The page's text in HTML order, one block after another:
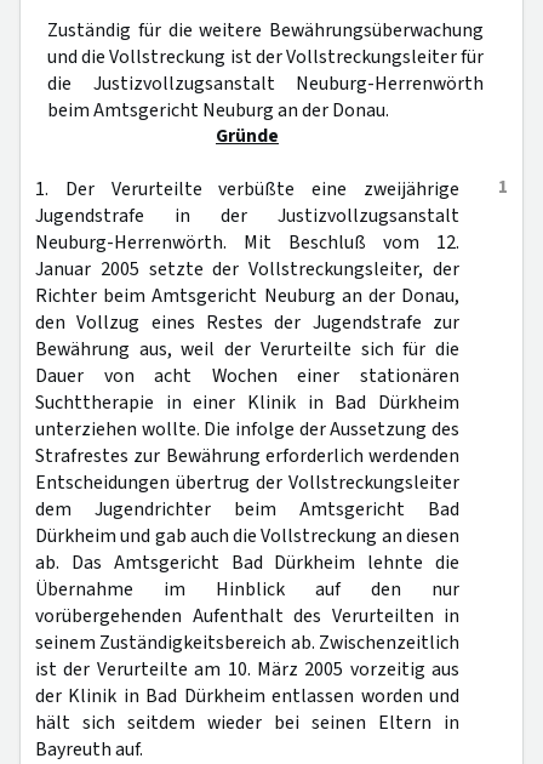
Zuständig für die weitere Bewährungsüberwachung
und die Vollstreckung ist der Vollstreckungsleiter für
die Justizvollzugsanstalt Neuburg-Herrenwörth
beim Amtsgericht Neuburg an der Donau.
Gründe
1
1. Der Verurteilte verbüßte eine zweijährige
Jugendstrafe in der Justizvollzugsanstalt
Neuburg-Herrenwörth. Mit Beschluß vom 12.
Januar 2005 setzte der Vollstreckungsleiter, der
Richter beim Amtsgericht Neuburg an der Donau,
den Vollzug eines Restes der Jugendstrafe zur
Bewährung aus, weil der Verurteilte sich für die
Dauer von acht Wochen einer stationären
Suchttherapie in einer Klinik in Bad Dürkheim
unterziehen wollte. Die infolge der Aussetzung des
Strafrestes zur Bewährung erforderlich werdenden
Entscheidungen übertrug der Vollstreckungsleiter
dem Jugendrichter beim Amtsgericht Bad
Dürkheim und gab auch die Vollstreckung an diesen
ab. Das Amtsgericht Bad Dürkheim lehnte die
Übernahme im Hinblick auf den nur
vorübergehenden Aufenthalt des Verurteilten in
seinem Zuständigkeitsbereich ab. Zwischenzeitlich
ist der Verurteilte am 10. März 2005 vorzeitig aus
der Klinik in Bad Dürkheim entlassen worden und
hält sich seitdem wieder bei seinen Eltern in
Bayreuth auf.